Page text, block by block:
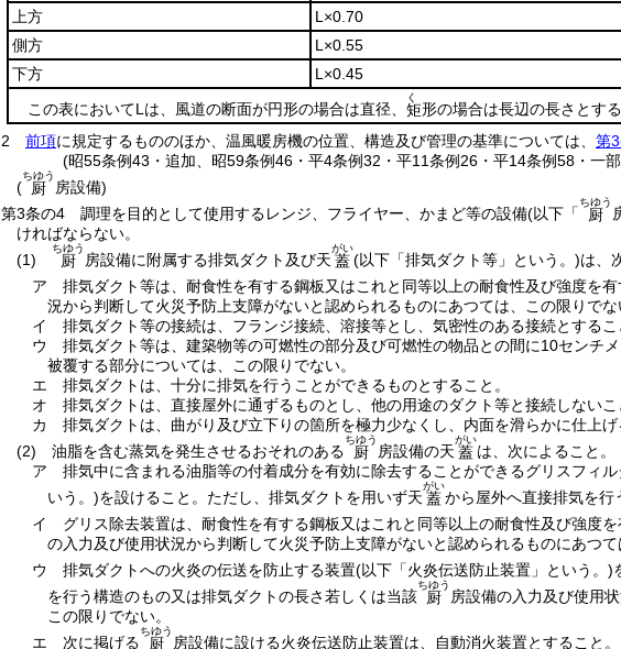
上方
L×0.70
側方
L×0.55
下方
L×0.45
この表においてLは、風道の断面が円形の場合は直径、 矩
く
形の場合は長辺の長さとする
2
前項に規定するもののほか、温風暖房機の位置、構造及び管理の基準については、 第
(昭55条例43・追加、昭59条例46・平4条例32・平11条例26・平14条例58・一
(
厨
ちゆう
房設備)
第3条の4
調理を目的として使用するレンジ、フライヤー、かまど等の設備(以下「 厨
ちゆう
ければならない。
(1)
厨
ちゆう
房設備に附属する排気ダクト及び天 蓋
がい
(以下「排気ダクト等」という。)は、
ア
排気ダクト等は、耐食性を有する鋼板又はこれと同等以上の耐食性及び強度を有
況から判断して火災予防上支障がないと認められるものにあつては、この限りでな
イ
排気ダクト等の接続は、フランジ接続、溶接等とし、気密性のある接続とするこ
ウ
排気ダクト等は、建築物等の可燃性の部分及び可燃性の物品との間に10センチ
被覆する部分については、この限りでない。
エ
排気ダクトは、十分に排気を行うことができるものとすること。
オ
排気ダクトは、直接屋外に通ずるものとし、他の用途のダクト等と接続しないこ
カ
排気ダクトは、曲がり及び立下りの箇所を極力少なくし、内面を滑らかに仕上げ
(2)
油脂を含む蒸気を発生させるおそれのある 厨
ちゆう
房設備の天 蓋
がい
は、次によること。
ア
排気中に含まれる油脂等の付着成分を有効に除去することができるグリスフィ
いう。)を設けること。 ただし、排気ダクトを用いず天 蓋
がい
から屋外へ直接排気を行
イ
グリス除去装置は、耐食性を有する鋼板又はこれと同等以上の耐食性及び強度
の入力及び使用状況から判断して火災予防上支障がないと認められるものにあつて
ウ
排気ダクトへの火炎の伝送を防止する装置(以下「火炎伝送防止装置」という。)
を行う構造のもの又は排気ダクトの長さ若しくは当該
厨
ちゆう
房設備の入力及び使用
この限りでない。
エ
次に掲げる 厨
ちゆう
房設備に設ける火炎伝送防止装置は、自動消火装置とすること。